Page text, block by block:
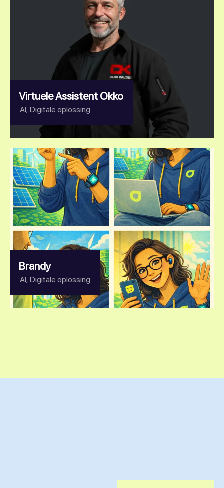
Virtuele Assistent Okko
AI, Digitale oplossing
Brandy
AI, Digitale oplossing